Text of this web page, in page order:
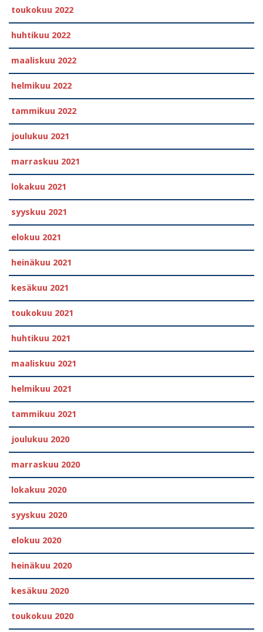
toukokuu 2022
huhtikuu 2022
maaliskuu 2022
helmikuu 2022
tammikuu 2022
joulukuu 2021
marraskuu 2021
lokakuu 2021
syyskuu 2021
elokuu 2021
heinäkuu 2021
kesäkuu 2021
toukokuu 2021
huhtikuu 2021
maaliskuu 2021
helmikuu 2021
tammikuu 2021
joulukuu 2020
marraskuu 2020
lokakuu 2020
syyskuu 2020
elokuu 2020
heinäkuu 2020
kesäkuu 2020
toukokuu 2020